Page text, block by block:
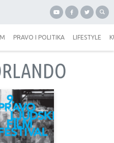
PRAVO I POLITIKA LIFESTYLE